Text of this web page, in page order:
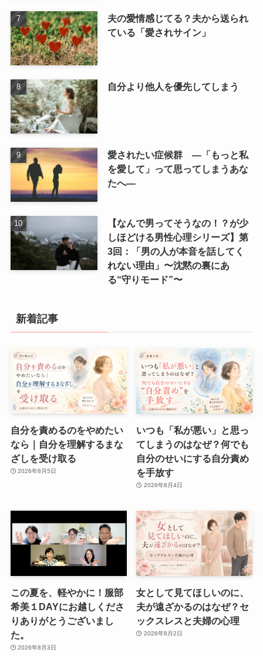
夫の愛情感じてる？夫から送られ
ている「愛されサイン」
自分より他人を優先してしまう
愛されたい症候群 ―「もっと私
を愛して」って思ってしまうあな
たへ―
【なんで男ってそうなの！？が少
しほどける男性心理シリーズ】第
3回：「男の人が本音を話してく
れない理由」〜沈黙の裏にあ
る“守りモード”〜
新着記事
自分を責めるのをやめたい
なら｜自分を理解するまな
ざしを受け取る
2026年8月5日
いつも「私が悪い」と思っ
てしまうのはなぜ？何でも
自分のせいにする自分責め
を手放す
2026年8月4日
この夏を、軽やかに！服部
希美１DAYにお越しくださ
りありがとうございまし
た。
2026年8月3日
女として見てほしいのに、
夫が遠ざかるのはなぜ？セ
ックスレスと夫婦の心理
2026年8月2日